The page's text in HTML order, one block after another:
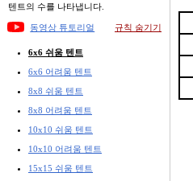
텐트의 수를 나타냅니다.
동영상 튜토리얼 규칙 숨기기
6x6 쉬움 텐트
6x6 어려움 텐트
8x8 쉬움 텐트
8x8 어려움 텐트
10x10 쉬움 텐트
10x10 어려움 텐트
15x15 쉬움 텐트